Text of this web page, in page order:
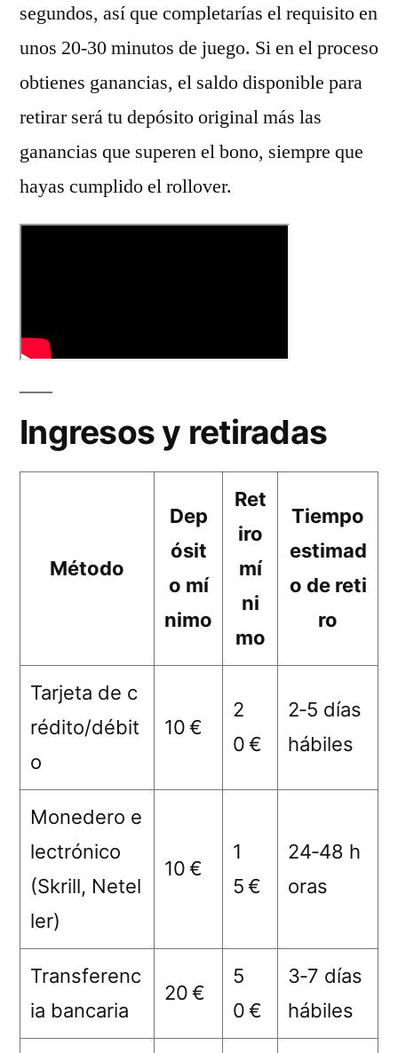
segundos, así que completarías el requisito en
unos 20‑30 minutos de juego. Si en el proceso
obtienes ganancias, el saldo disponible para
retirar será tu depósito original más las
ganancias que superen el bono, siempre que
hayas cumplido el rollover.
Ingresos y retiradas
Método
Dep
ósit
o mí
nimo
Ret
iro
mí
ni
mo
Tiempo
estimad
o de reti
ro
Tarjeta de c
rédito/débit
o
10 €
2
0 €
2‑5 días
hábiles
Monedero e
lectrónico
(Skrill, Netel
ler)
10 €
1
5 €
24‑48 h
oras
Transferenc
ia bancaria
20 €
5
0 €
3‑7 días
hábiles